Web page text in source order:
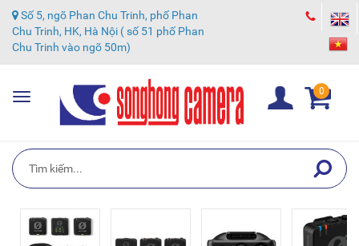
Số 5, ngõ Phan Chu Trinh, phố Phan
Chu Trinh, HK, Hà Nội ( số 51 phố Phan
Chu Trinh vào ngõ 50m)
Toggle
navigation
0